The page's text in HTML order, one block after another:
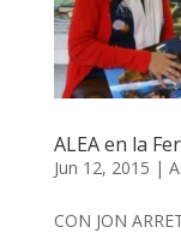
ALEA en la
Jun 12, 2015 |
CON JON